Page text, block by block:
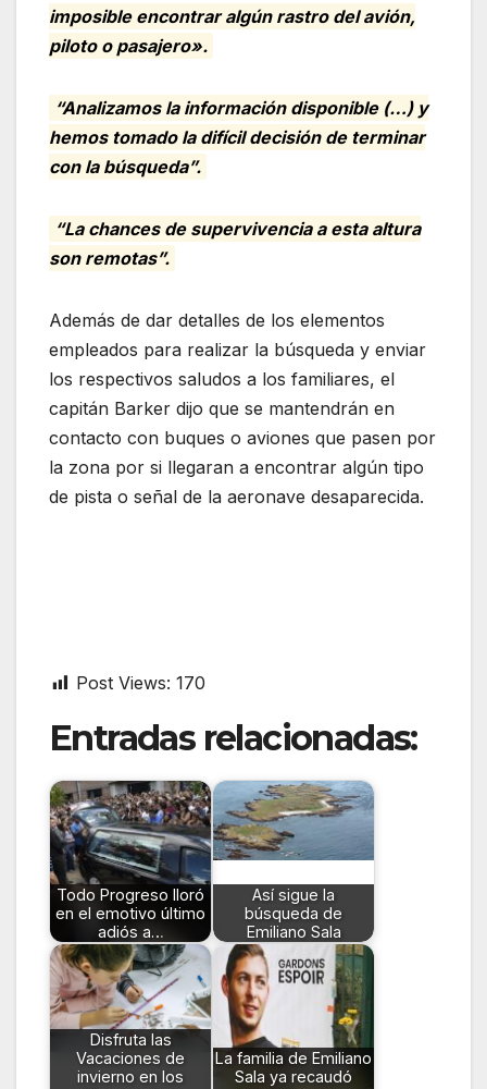
imposible encontrar algún rastro del avión,
piloto o pasajero».
“Analizamos la información disponible (…) y
hemos tomado la difícil decisión de terminar
con la búsqueda”.
“La chances de supervivencia a esta altura
son remotas”.
Además de dar detalles de los elementos
empleados para realizar la búsqueda y enviar
los respectivos saludos a los familiares, el
capitán Barker dijo que se mantendrán en
contacto con buques o aviones que pasen por
la zona por si llegaran a encontrar algún tipo
de pista o señal de la aeronave desaparecida.
Post Views: 170
Entradas relacionadas:
Todo Progreso lloró
en el emotivo último
adiós a…
Así sigue la
búsqueda de
Emiliano Sala
Disfruta las
Vacaciones de
invierno en los
La familia de Emiliano
Sala ya recaudó